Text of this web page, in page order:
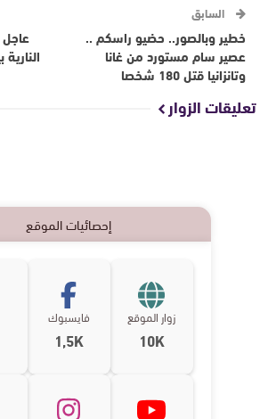
السابق
خطير وبالصور.. حضيو راسكم ..
عصير سام مستورد من غانا
وتانزانيا قتل 180 شخصا
تعليقات الزوار
إحصائيات الموقع
زوار الموقع
10K
فايسبوك
1,5K